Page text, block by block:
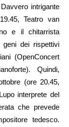
intrigante
Teatro van
e il chitarrista
dei rispettivi
(OpenConcert
Quindi,
(ore 20.45,
interprete del
che prevede
tedesco.